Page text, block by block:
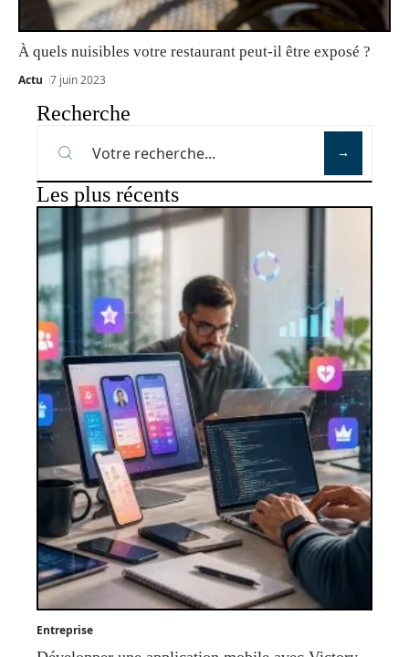
À quels nuisibles votre restaurant peut-il être exposé ?
Actu 7 juin 2023
Recherche
Les plus récents
Entreprise